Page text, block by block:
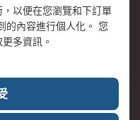
入我們
RS
以便在您瀏覽和下訂單
的內容進行個人化。 您
多資訊。